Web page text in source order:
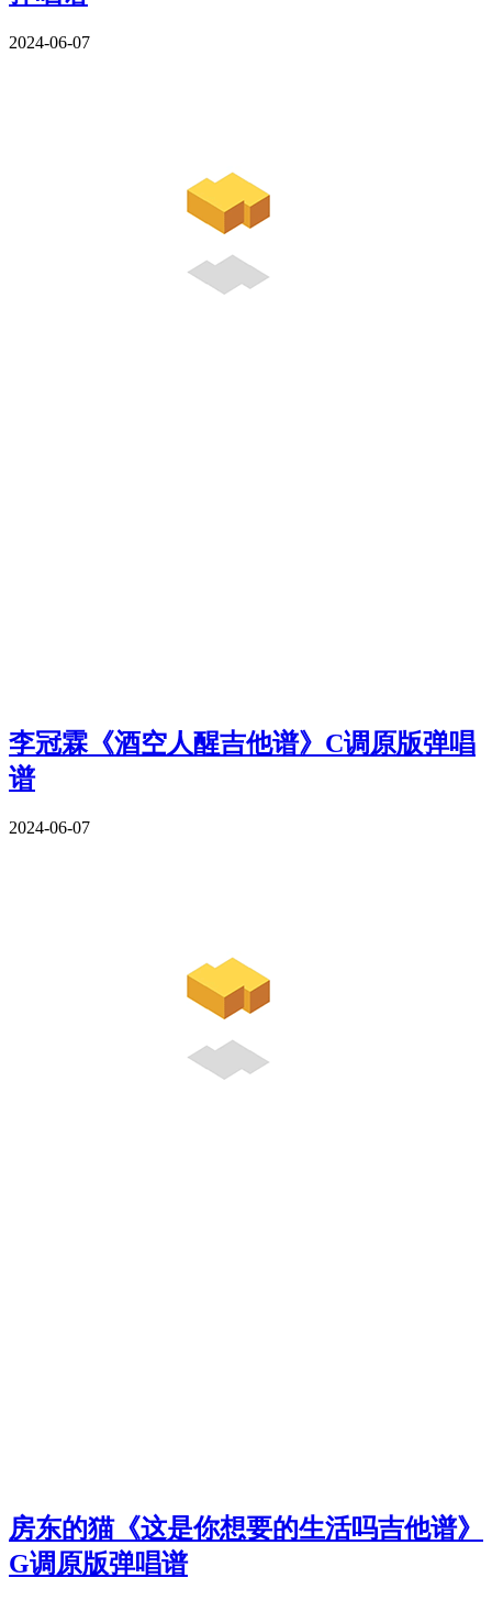
2024-06-07
李冠霖《酒空人醒吉他谱》C调原版弹唱
谱
2024-06-07
房东的猫《这是你想要的生活吗吉他谱》
G调原版弹唱谱